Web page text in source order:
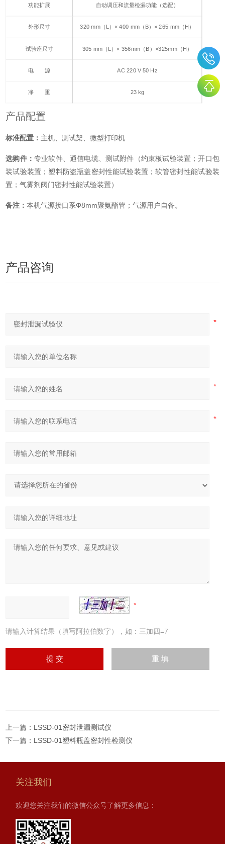
功能扩展 自动调压和流量检漏功能（选配）
外形尺寸 320 mm（L）× 400 mm（B）× 265 mm（H）
试验座尺寸 305 mm（L）× 356mm（B）×325mm（H）
电 源 AC 220 V 50 Hz
净 重 23 kg
产品配置
标准配置： 主机、测试架、微型打印机
选购件： 专业软件、通信电缆、测试附件（约束板试验装置；开口包
装试验装置；塑料防盗瓶盖密封性能试验装置；软管密封性能试验装
置；气雾剂阀门密封性能试验装置）
备注：本机气源接口系Φ8mm聚氨酯管；气源用户自备。
产品咨询
请输入计算结果（填写阿拉伯数字），如：三加四=7
上一篇： LSSD-01密封泄漏测试仪
下一篇： LSSD-01塑料瓶盖密封性检测仪
关注我们
欢迎您关注我们的微信公众号了解更多信息：